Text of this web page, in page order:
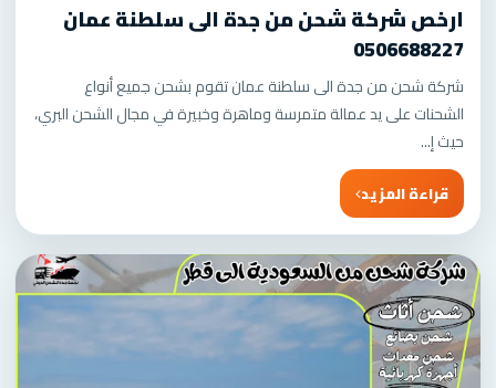
ارخص شركة شحن من جدة الى سلطنة عمان
0506688227
شركة شحن من جدة الى سلطنة عمان تقوم بشحن جميع أنواع
الشحنات على يد عمالة متمرسة وماهرة وخبيرة في مجال الشحن البري،
حيث إ...
قراءة المزيد